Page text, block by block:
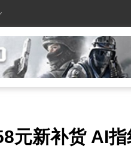
元新补货 AI